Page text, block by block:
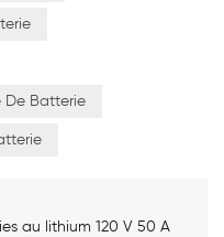
De Batterie
au lithium 120 V 50 A